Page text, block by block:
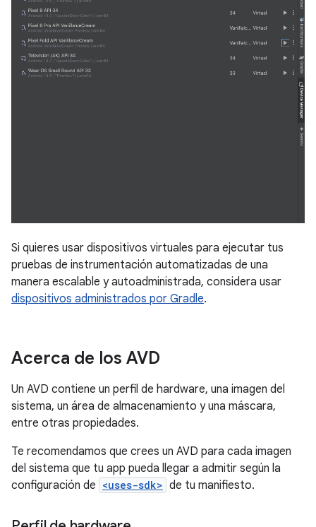
Si quieres usar dispositivos virtuales para ejecutar tus
pruebas de instrumentación automatizadas de una
manera escalable y autoadministrada, considera usar
dispositivos administrados por Gradle.
Acerca de los AVD
Un AVD contiene un perfil de hardware, una imagen del
sistema, un área de almacenamiento y una máscara,
entre otras propiedades.
Te recomendamos que crees un AVD para cada imagen
del sistema que tu app pueda llegar a admitir según la
configuración de <uses-sdk> de tu manifiesto.